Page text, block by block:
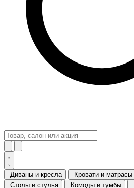
Диваны и кресла Кровати и матрасы
Столы и стулья
Комоды и тумбы